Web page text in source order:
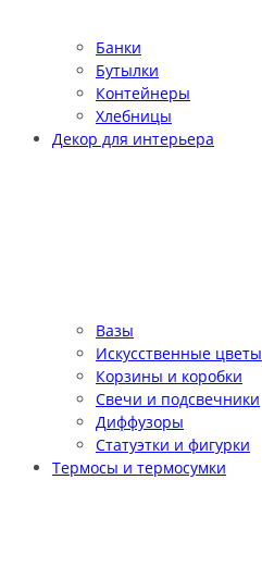
Банки
Бутылки
Контейнеры
Хлебницы
Декор для интерьера
Вазы
Искусственные цветы
Корзины и коробки
Свечи и подсвечники
Диффузоры
Статуэтки и фигурки
Термосы и термосумки